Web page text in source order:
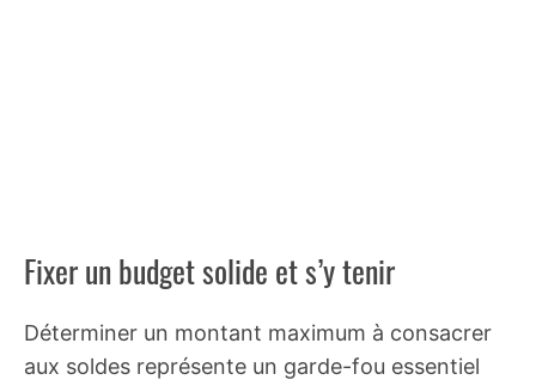
Fixer un budget solide et s’y tenir
Déterminer un montant maximum à consacrer
aux soldes représente un garde-fou essentiel